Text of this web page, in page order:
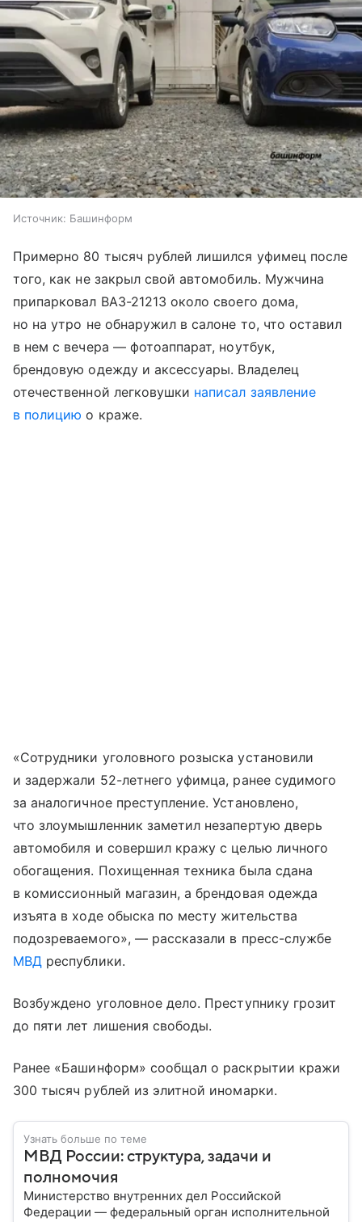
Источник: Башинформ
Примерно 80 тысяч рублей лишился уфимец после
того, как не закрыл свой автомобиль. Мужчина
припарковал ВАЗ-21213 около своего дома,
но на утро не обнаружил в салоне то, что оставил
в нем с вечера — фотоаппарат, ноутбук,
брендовую одежду и аксессуары. Владелец
отечественной легковушки написал заявление
в полицию о краже.
«Сотрудники уголовного розыска установили
и задержали 52-летнего уфимца, ранее судимого
за аналогичное преступление. Установлено,
что злоумышленник заметил незапертую дверь
автомобиля и совершил кражу с целью личного
обогащения. Похищенная техника была сдана
в комиссионный магазин, а брендовая одежда
изъята в ходе обыска по месту жительства
подозреваемого», — рассказали в пресс-службе
МВД республики.
Возбуждено уголовное дело. Преступнику грозит
до пяти лет лишения свободы.
Ранее «Башинформ» сообщал о раскрытии кражи
300 тысяч рублей из элитной иномарки.
Узнать больше по теме
МВД России: структура, задачи и
полномочия
Министерство внутренних дел Российской
Федерации — федеральный орган исполнительной